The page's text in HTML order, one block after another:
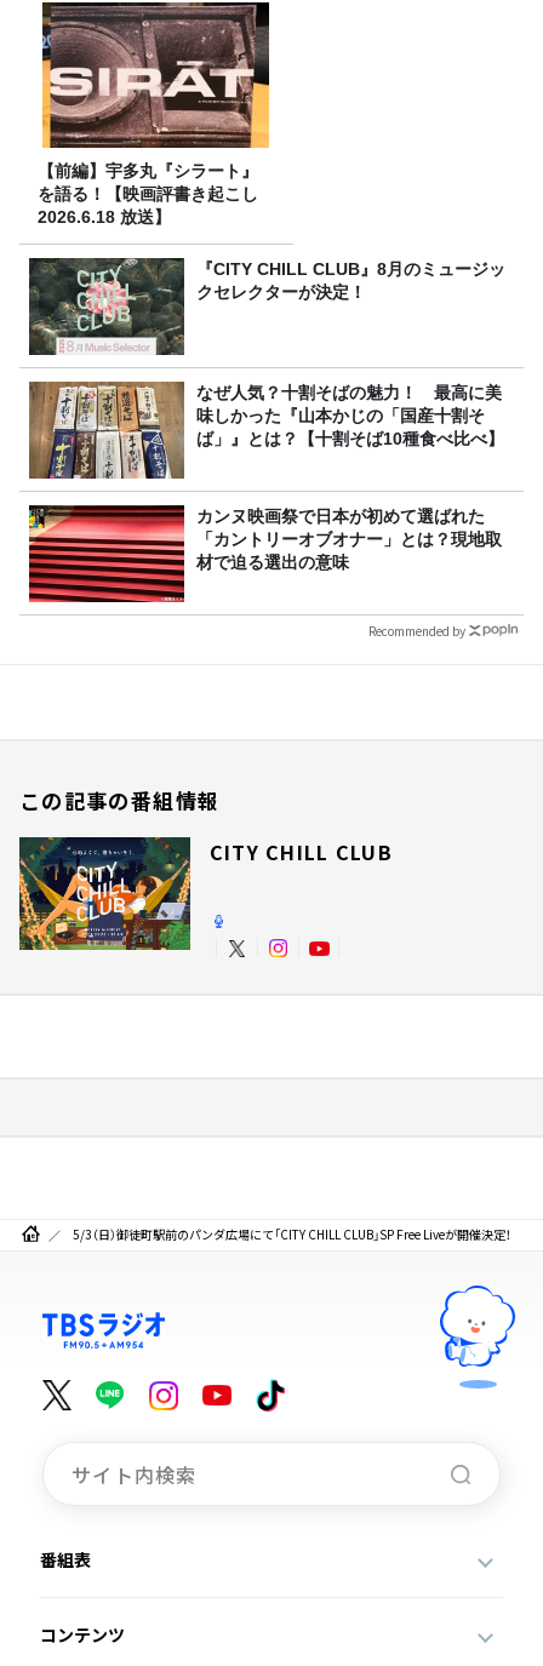
【前編】宇多丸『シラート』
を語る！【映画評書き起こし
2026.6.18 放送】
『CITY CHILL CLUB』8月のミュージッ
クセレクターが決定！
なぜ人気？十割そばの魅力！ 最高に美
味しかった『山本かじの「国産十割そ
ば」』とは？【十割そば10種食べ比べ】
カンヌ映画祭で日本が初めて選ばれた
「カントリーオブオナー」とは？現地取
材で迫る選出の意味
Recommended by
この記事の番組情報
CITY CHILL CLUB
5/3（日）御徒町駅前のパンダ広場にて「CITY CHILL CLUB」SP Free Liveが開催決定！
番組表
コンテンツ